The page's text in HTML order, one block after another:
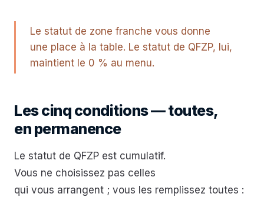
Le statut de zone franche vous donne
une place à la table. Le statut de QFZP, lui,
maintient le 0 % au menu.
Les cinq conditions — toutes,
en permanence
Le statut de QFZP est cumulatif.
Vous ne choisissez pas celles
qui vous arrangent ; vous les remplissez toutes :